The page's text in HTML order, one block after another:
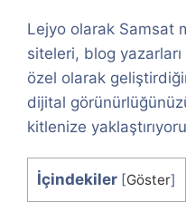
Lejyo olarak Samsat
siteleri, blog
özel olarak
dijital
kitlenize
İçindekiler [Göster]